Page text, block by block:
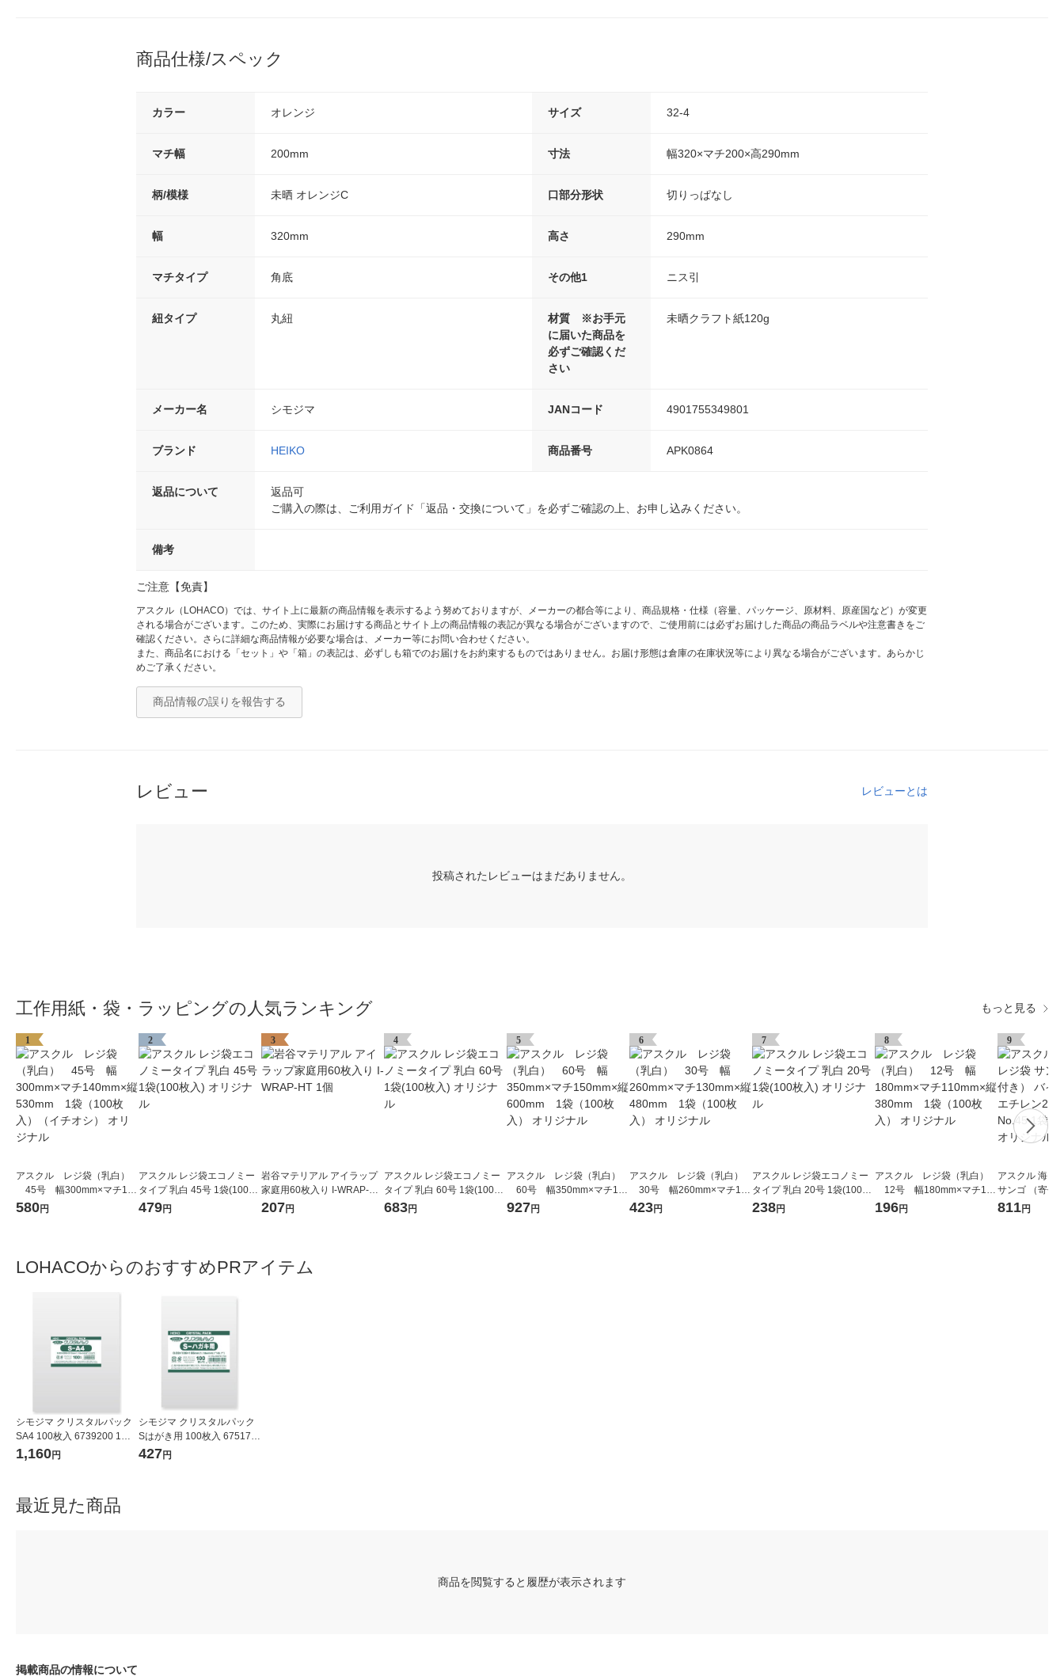
商品仕様/スペック
カラー オレンジ サイズ 32-4
マチ幅 200mm 寸法 幅320×マチ200×高290mm
柄/模様 未晒 オレンジC 口部分形状 切りっぱなし
幅 320mm 高さ 290mm
マチタイプ 角底 その他1 ニス引
紐タイプ 丸紐
材質 ※お手元
に届いた商品を
必ずご確認くだ
さい
未晒クラフト紙120g
メーカー名 シモジマ JANコード 4901755349801
ブランド HEIKO 商品番号 APK0864
返品について
返品可
ご購入の際は、ご利用ガイド「返品・交換について」を必ずご確認の上、お申し込みください。
備考
ご注意【免責】
アスクル（LOHACO）では、サイト上に最新の商品情報を表示するよう努めておりますが、メーカーの都合等により、商品規格・仕様（容量、パッケージ、原材料、原産国など）が変更
される場合がございます。このため、実際にお届けする商品とサイト上の商品情報の表記が異なる場合がございますので、ご使用前には必ずお届けした商品の商品ラベルや注意書きをご
確認ください。さらに詳細な商品情報が必要な場合は、メーカー等にお問い合わせください。
また、商品名における「セット」や「箱」の表記は、必ずしも箱でのお届けをお約束するものではありません。お届け形態は倉庫の在庫状況等により異なる場合がございます。あらかじ
めご了承ください。
商品情報の誤りを報告する
レビュー レビューとは
投稿されたレビューはまだありません。
工作用紙・袋・ラッピングの人気ランキング もっと見る
1
アスクル レジ袋（乳白）
45号 幅300mm×マチ140
mm×縦530mm 1袋（100
580円
2
アスクル レジ袋エコノミー
タイプ 乳白 45号 1袋(100枚
入) オリジナル
479円
3
岩谷マテリアル アイラップ
家庭用60枚入り I-WRAP-HT
1個
207円
4
アスクル レジ袋エコノミー
タイプ 乳白 60号 1袋(100枚
入) オリジナル
683円
5
アスクル レジ袋（乳白）
60号 幅350mm×マチ150
mm×縦600mm 1袋（100
927円
6
アスクル レジ袋（乳白）
30号 幅260mm×マチ130
mm×縦480mm 1袋（100
423円
7
アスクル レジ袋エコノミー
タイプ 乳白 20号 1袋(100枚
入) オリジナル
238円
8
アスクル レジ袋（乳白）
12号 幅180mm×マチ110
mm×縦380mm 1袋（100
196円
9
アスクル 海を
サンゴ （寄付
オマスポリエ
811円
LOHACOからのおすすめPRアイテム
シモジマ クリスタルパック
SA4 100枚入 6739200 1袋
(100枚入)
1,160円
シモジマ クリスタルパック
Sはがき用 100枚入 675170
0 1袋(100枚入)
427円
最近見た商品
商品を閲覧すると履歴が表示されます
掲載商品の情報について